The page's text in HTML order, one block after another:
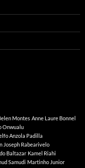
Montes Anne Laure Bonnel
Onwualu
Anzola Padilla
Joseph Rabearivelo
Baltazar Kamel Riahi
Samudi Martinho Junior